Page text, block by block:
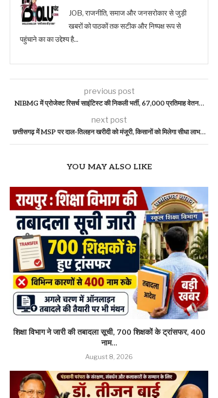
JOB, राजनीति, समाज और जनसरोकार से जुड़ी
खबरों को पाठकों तक सटीक और निष्पक्ष रूप से
पहुंचाने का का उद्देश्य है...
previous post
NIBMG में प्रोजेक्ट रिसर्च साइंटिस्ट की निकली भर्ती, 67,000 प्रतिमाह वेतन…
next post
छत्तीसगढ़ में MSP पर दाल-तिलहन खरीदी को मंजूरी, किसानों को मिलेगा सीधा लाभ…
YOU MAY ALSO LIKE
शिक्षा विभाग ने जारी की तबादला सूची, 700 शिक्षकों के ट्रांसफर, 400
नाम...
August 8, 2026